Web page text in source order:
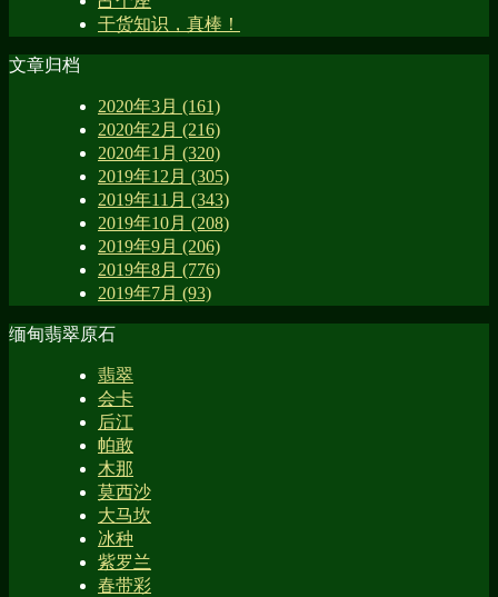
干货知识，真棒！
文章归档
2020年3月 (161)
2020年2月 (216)
2020年1月 (320)
2019年12月 (305)
2019年11月 (343)
2019年10月 (208)
2019年9月 (206)
2019年8月 (776)
2019年7月 (93)
缅甸翡翠原石
翡翠
会卡
后江
帕敢
木那
莫西沙
大马坎
冰种
紫罗兰
春带彩